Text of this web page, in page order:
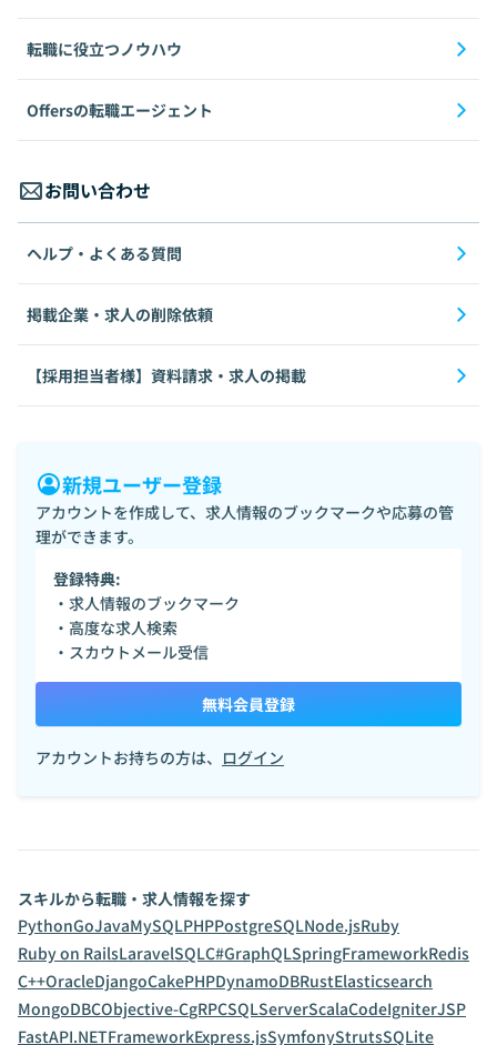
転職に役立つノウハウ
Offersの転職エージェント
お問い合わせ
ヘルプ・よくある質問
掲載企業・求人の削除依頼
【採用担当者様】資料請求・求人の掲載
新規ユーザー登録
アカウントを作成して、求人情報のブックマークや応募の管
理ができます。
登録特典:
・求人情報のブックマーク
・高度な求人検索
・スカウトメール受信
無料会員登録
アカウントお持ちの方は、 ログイン
スキルから転職・求人情報を探す
PythonGoJavaMySQLPHPPostgreSQLNode.jsRuby
Ruby on RailsLaravelSQLC#GraphQLSpringFrameworkRedis
C++OracleDjangoCakePHPDynamoDBRustElasticsearch
MongoDBCObjective-CgRPCSQLServerScalaCodeIgniterJSP
FastAPI.NETFrameworkExpress.jsSymfonyStrutsSQLite